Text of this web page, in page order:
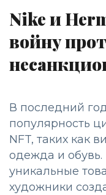
Nike и
войну
В последний
популярность
NFT, таких как
одежда и
уникальные
художники